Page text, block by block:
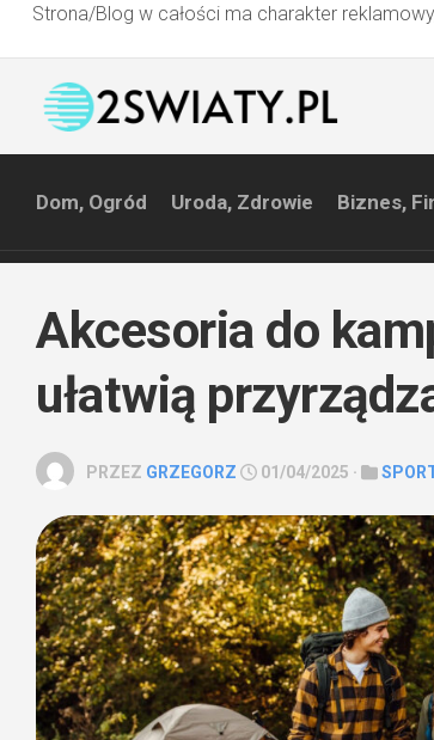
Strona/Blog w całości ma charakter
Dom, Ogród Uroda, Zdrowie Biznes,
Akcesoria do
ułatwią
PRZEZ GRZEGORZ 01/04/2025 ·